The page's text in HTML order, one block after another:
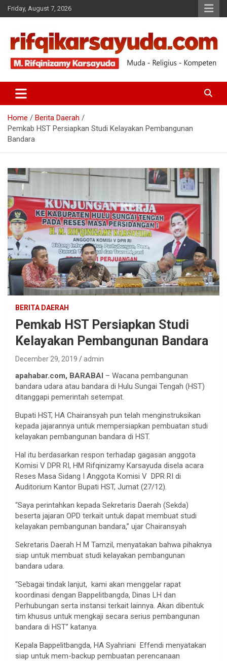
Friday, August 7, 2026
RIFQI KARSAYUDA
Home
Berita Daerah
Pemkab HST Persiapkan Studi Kelayakan Pembangunan
Bandara
BERITA DAERAH
Pemkab HST Persiapkan Studi
Kelayakan Pembangunan Bandara
December 29, 2019 admin
apahabar.com, BARABAI – Wacana pembangunan
bandara udara atau bandara di Hulu Sungai Tengah (HST)
ditanggapi pemerintah setempat.
Bupati HST, HA Chairansyah pun telah menginstruksikan
kepada jajarannya untuk mempersiapkan pembuatan studi
kelayakan pembangunan bandara di HST.
Hal itu berdasarkan respon terhadap gagasan anggota
Komisi V DPR RI, HM Rifqinizamy Karsayuda disela acara
Reses Masa Sidang I Anggota Komisi V DPR RI di
Auditorium Kantor Bupati HST, Jumat (27/12).
“Saya perintahkan kepada Sekretaris Daerah (Sekda)
beserta jajaran OPD terkait untuk dapat membuat studi
kelayakan pembangunan bandara,” ujar Chairansyah
Sekretaris Daerah H M Tamzil, menyatakan bahwa pihaknya
siap untuk membuat studi kelayakan pembangunan
bandara udara.
“Sebagai tindak lanjut, kami akan menggelar rapat
koordinasi dengan Bappelitbangda, Dinas LH dan
Perhubungan serta instansi terkait lainnya. Akan dibentuk
tim khusus untuk mengkaji secara serius pembangunan
bandara di HST” katanya.
Kepala Bappelitbangda, HA Syahriani Effendi menyatakan
siap untuk mem-backup pembuatan perencanaan